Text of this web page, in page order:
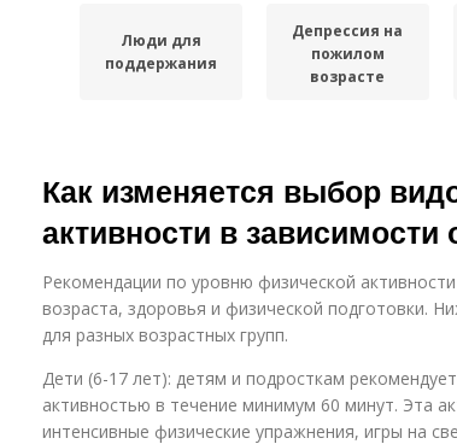
Люди для
поддержания
Депрессия на
пожилом
возрасте
человека
человека
Проверка для
пожилых людей
Активность для
пожилых людей
Человек к
физической
активности
Человек от
физической
активности
Как изменяется выбор
активности в зависимости
Рекомендации по уровню физической
возраста, здоровья и физической подготовки.
для разных возрастных групп.
Дети (6-17 лет): детям и подросткам
активностью в течение минимум 60 минут. Эта
интенсивные физические упражнения, игры на